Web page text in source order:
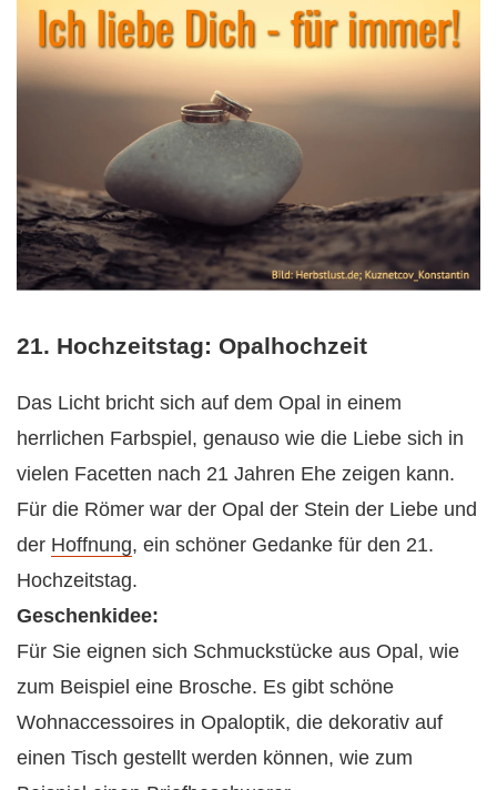
21. Hochzeitstag: Opalhochzeit
Das Licht bricht sich auf dem Opal in einem
herrlichen Farbspiel, genauso wie die Liebe sich in
vielen Facetten nach 21 Jahren Ehe zeigen kann.
Für die Römer war der Opal der Stein der Liebe und
der Hoffnung, ein schöner Gedanke für den 21.
Hochzeitstag.
Geschenkidee:
Für Sie eignen sich Schmuckstücke aus Opal, wie
zum Beispiel eine Brosche. Es gibt schöne
Wohnaccessoires in Opaloptik, die dekorativ auf
einen Tisch gestellt werden können, wie zum